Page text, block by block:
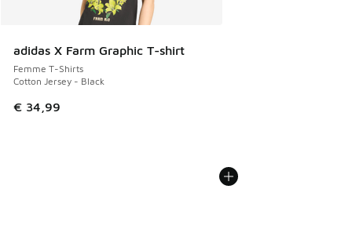
adidas X Farm Graphic T-shirt
Femme T-Shirts
Cotton Jersey - Black
€ 34,99